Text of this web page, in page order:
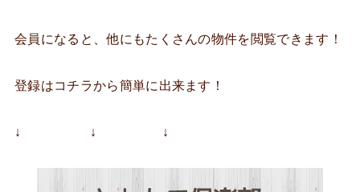
会員になると、他にもたくさんの物件を閲覧できます！
登録はコチラから簡単に出来ます！
↓ ↓ ↓